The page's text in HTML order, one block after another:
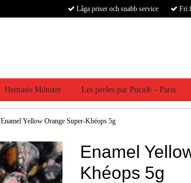
Låga priser och snabb service Fri
Hemasis Mönster Les perles par Puca® - Paris
Enamel Yellow Orange Super-Khéops 5g
Enamel
Khéops 5g